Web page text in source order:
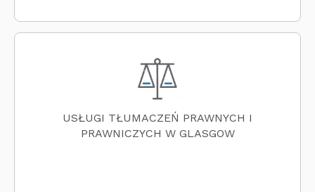
USŁUGI TŁUMACZEŃ PRAWNYCH I
PRAWNICZYCH W GLASGOW